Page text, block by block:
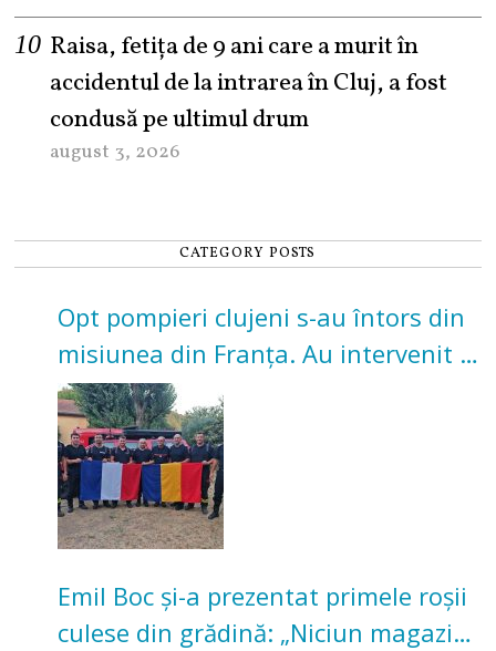
Raisa, fetița de 9 ani care a murit în
accidentul de la intrarea în Cluj, a fost
condusă pe ultimul drum
august 3, 2026
CATEGORY POSTS
Opt pompieri clujeni s-au întors din
misiunea din Franța. Au intervenit la
incendii de vegetație și pădure
Emil Boc și-a prezentat primele roșii
culese din grădină: „Niciun magazin